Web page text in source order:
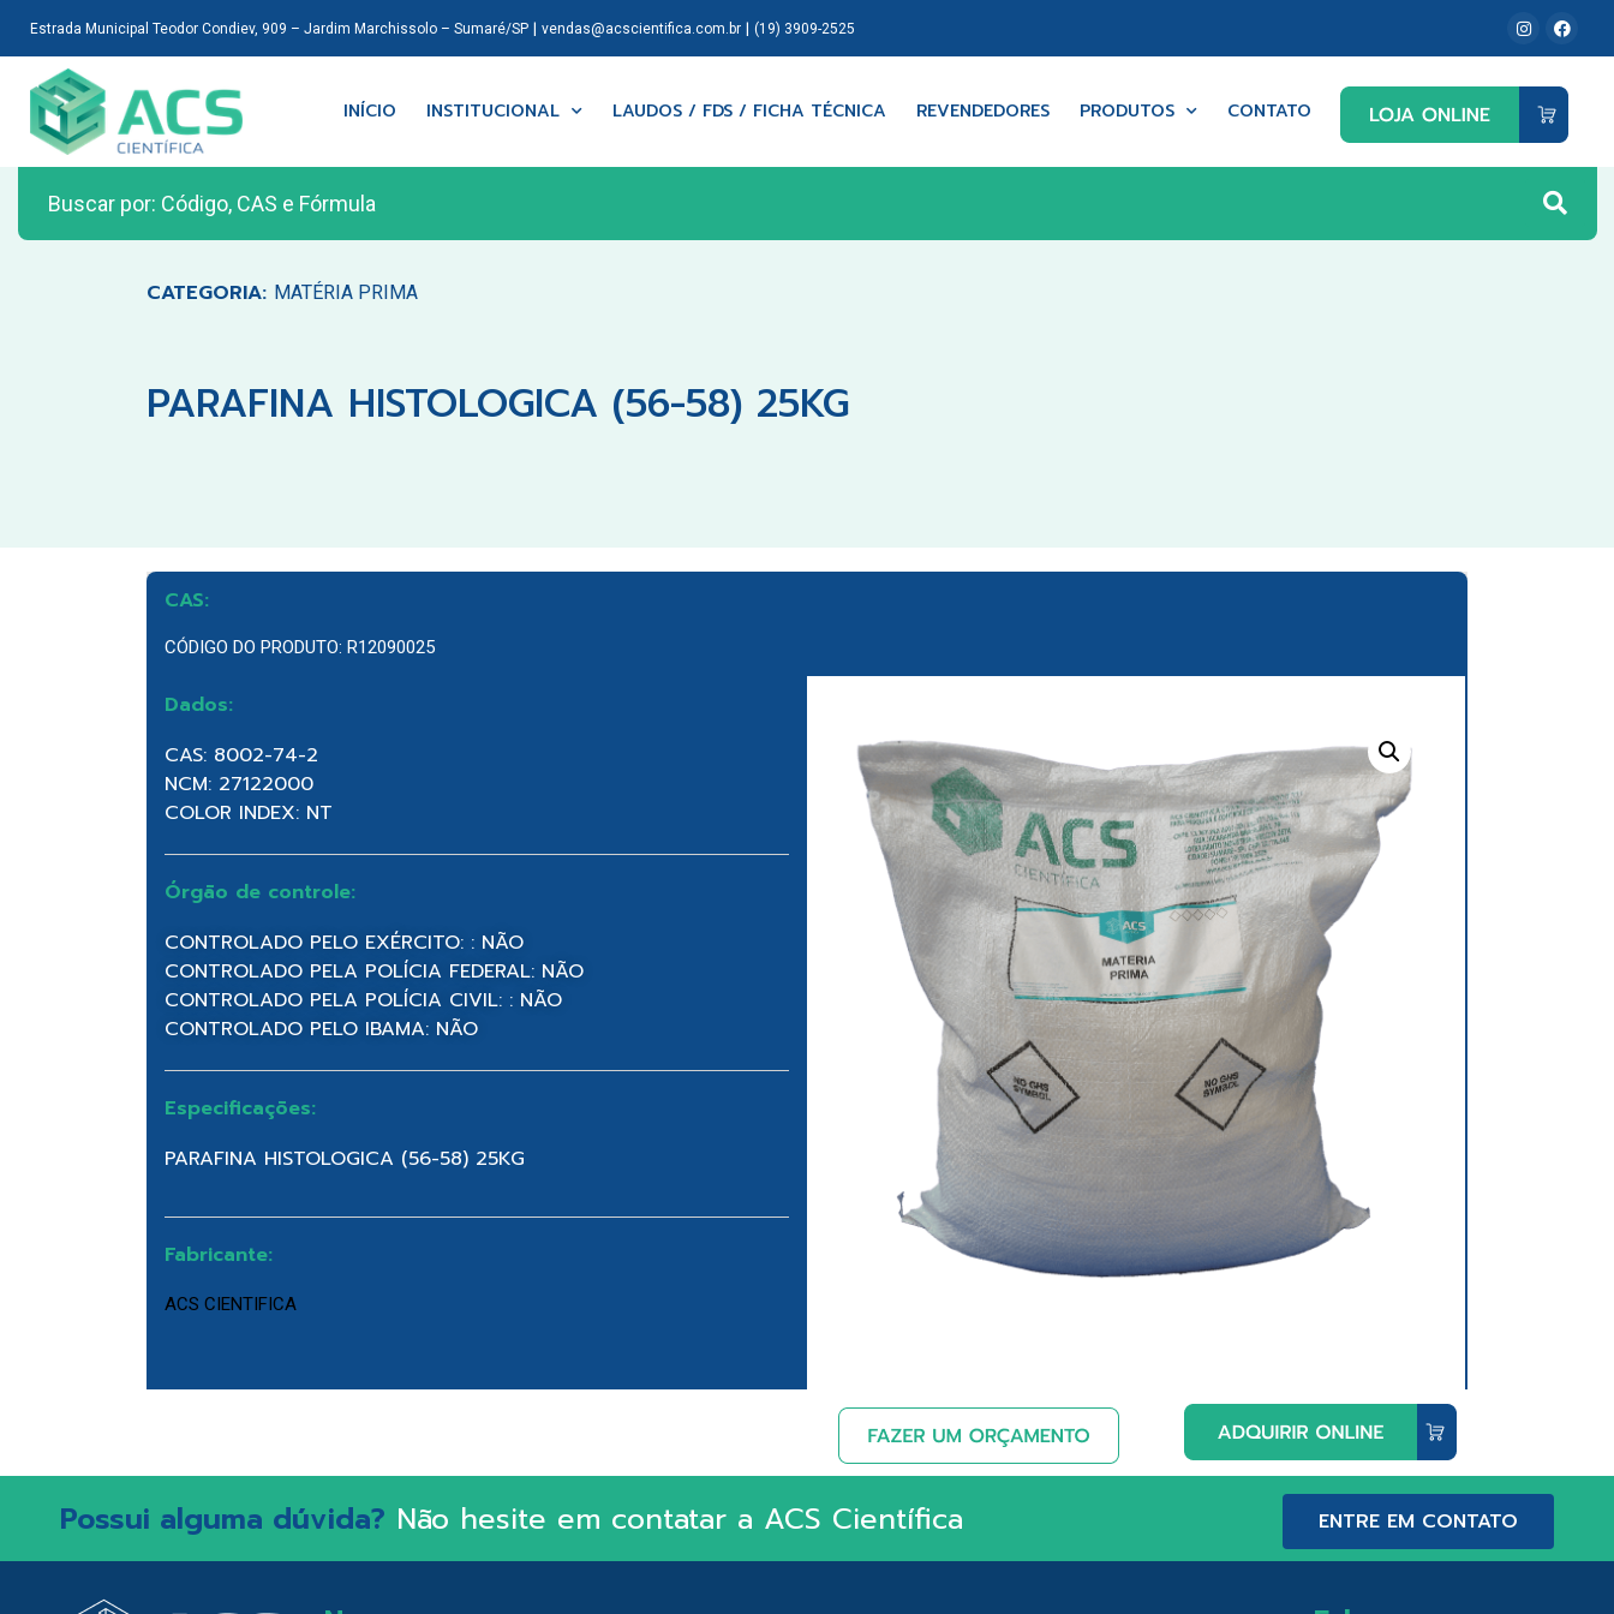
Estrada Municipal Teodor Condiev, 909 – Jardim Marchissolo – Sumaré/SP| vendas@acscientifica.com.br| (19) 3909-2525
INÍCIO INSTITUCIONAL LAUDOS / FDS / FICHA TÉCNICA REVENDEDORES PRODUTOS CONTATO
CATEGORIA: MATÉRIA PRIMA
PARAFINA HISTOLOGICA (56-58) 25KG
CAS:
CÓDIGO DO PRODUTO: R12090025
Dados:
CAS: 8002-74-2
NCM: 27122000
COLOR INDEX: NT
Órgão de controle:
CONTROLADO PELO EXÉRCITO: : NÃO
CONTROLADO PELA POLÍCIA FEDERAL: NÃO
CONTROLADO PELA POLÍCIA CIVIL: : NÃO
CONTROLADO PELO IBAMA: NÃO
Especificações:
PARAFINA HISTOLOGICA (56-58) 25KG
Fabricante:
ACS CIENTIFICA
Possui alguma dúvida? Não hesite em contatar a ACS Científica ENTRE EM CONTATO